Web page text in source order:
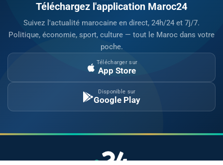
Téléchargez l'application Maroc24
Suivez l'actualité marocaine en direct, 24h/24 et 7j/7.
Politique, économie, sport, culture — tout le Maroc dans votre
poche.
Télécharger sur
App Store
Disponible sur
Google Play